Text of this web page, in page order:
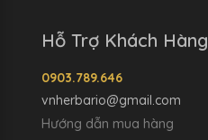
Hỗ Trợ Khách Hàng
0903.789.646
vnherbario@gmail.com
Hướng dẫn mua hàng